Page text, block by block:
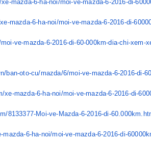
mazda-6-ha-noi/moi-ve-mazda-6-2016-di-
mazda-6-ha-noi/moi-ve-mazda-6-2016-di-
ve-mazda-6-2016-di-60-000km-dia-chi-xem-
ban-oto-cu/mazda/6/moi-ve-mazda-6-2016-di-
xe-mazda-6-ha-noi/moi-ve-mazda-6-2016-di-
8133377-Moi-ve-Mazda-6-2016-di-
mazda-6-ha-noi/moi-ve-mazda-6-2016-di-